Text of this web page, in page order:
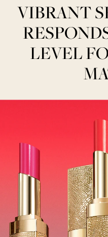
VIBRANT
LEVEL